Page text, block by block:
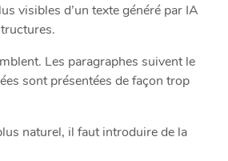
visibles d’un texte généré par IA
Les paragraphes suivent le
sont présentées de façon trop
naturel, il faut introduire de la